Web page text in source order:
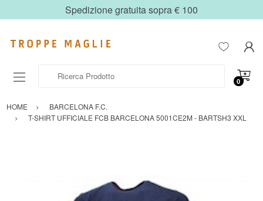
Spedizione gratuita sopra € 100
0
HOME
BARCELONA F.C.
T-SHIRT UFFICIALE FCB BARCELONA 5001CE2M - BARTSH3 XXL